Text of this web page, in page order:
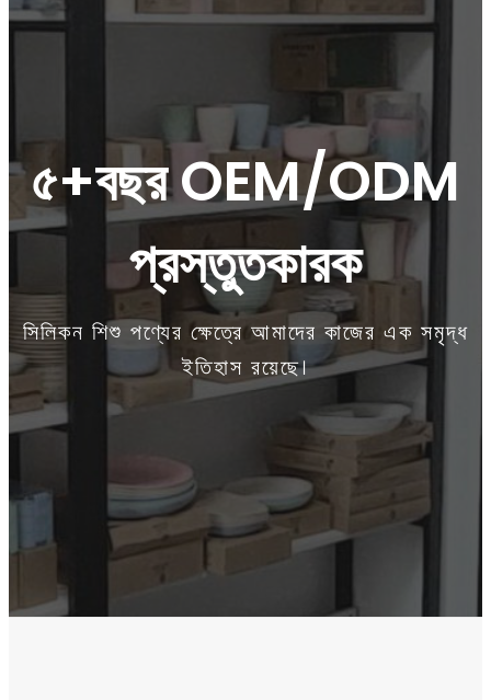
৫+বছর OEM/ODM
প্রস্তুতকারক
সিলিকন শিশু পণ্যের ক্ষেত্রে আমাদের কাজের এক সমৃদ্ধ
ইতিহাস রয়েছে।